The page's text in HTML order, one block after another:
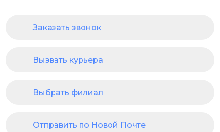
Заказать звонок
Вызвать курьера
Выбрать филиал
Отправить по Новой Почте